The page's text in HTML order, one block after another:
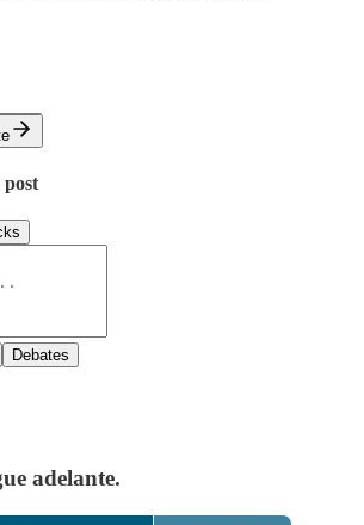
post
Debates
adelante.